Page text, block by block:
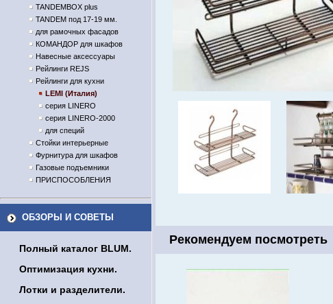
TANDEMBOX plus
TANDEM под 17-19 мм.
для рамочных фасадов
КОМАНДОР для шкафов
Навесные аксессуары
Рейлинги REJS
Рейлинги для кухни
LEMI (Италия)
серия LINERO
серия LINERO-2000
для специй
Стойки интерьерные
Фурнитура для шкафов
Газовые подъемники
ПРИСПОСОБЛЕНИЯ
ОБЗОРЫ И СОВЕТЫ
Полный каталог BLUM.
Оптимизация кухни.
Лотки и разделители.
Рекомендуем посмотреть